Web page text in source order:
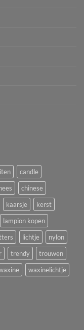
candle
chinese
kaarsje
kerst
lampion kopen
lichtje
nylon
trendy
trouwen
waxinelichtje